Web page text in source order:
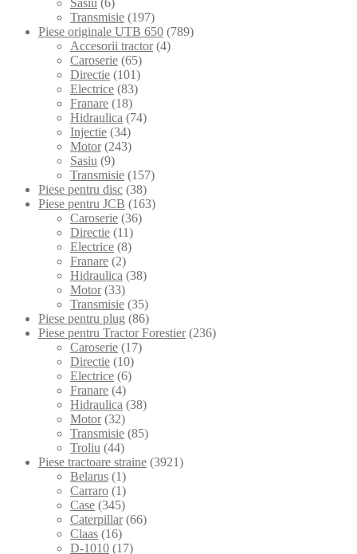
Transmisie (197)
Piese originale UTB 650 (789)
Accesorii tractor (4)
Caroserie (65)
Directie (101)
Electrice (83)
Franare (18)
Hidraulica (74)
Injectie (34)
Motor (243)
Sasiu (9)
Transmisie (157)
Piese pentru disc (38)
Piese pentru JCB (163)
Caroserie (36)
Directie (11)
Electrice (8)
Franare (2)
Hidraulica (38)
Motor (33)
Transmisie (35)
Piese pentru plug (86)
Piese pentru Tractor Forestier (236)
Caroserie (17)
Directie (10)
Electrice (6)
Franare (4)
Hidraulica (38)
Motor (32)
Transmisie (85)
Troliu (44)
Piese tractoare straine (3921)
Belarus (1)
Carraro (1)
Case (345)
Caterpillar (66)
Claas (16)
D-1010 (17)